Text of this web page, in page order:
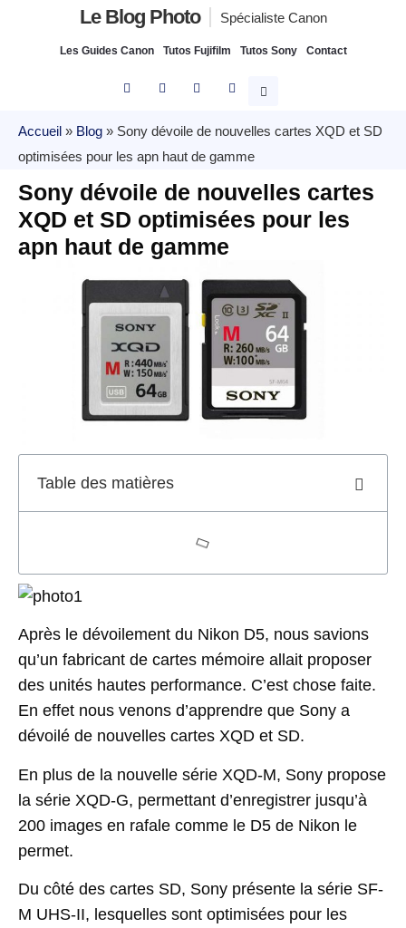
Le Blog Photo Spécialiste Canon
Les Guides Canon Tutos Fujifilm Tutos Sony Contact
Accueil » Blog » Sony dévoile de nouvelles cartes XQD et SD
optimisées pour les apn haut de gamme
Sony dévoile de nouvelles cartes
XQD et SD optimisées pour les
apn haut de gamme
Table des matières
Après le dévoilement du Nikon D5, nous savions
qu’un fabricant de cartes mémoire allait proposer
des unités hautes performance. C’est chose faite.
En effet nous venons d’apprendre que Sony a
dévoilé de nouvelles cartes XQD et SD.
En plus de la nouvelle série XQD-M, Sony propose
la série XQD-G, permettant d’enregistrer jusqu’à
200 images en rafale comme le D5 de Nikon le
permet.
Du côté des cartes SD, Sony présente la série SF-
M UHS-II, lesquelles sont optimisées pour les